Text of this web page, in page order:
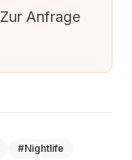
Zur Anfrage
#Nightlife